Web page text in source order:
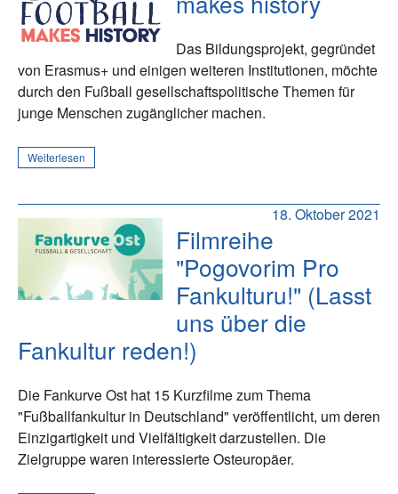
Das Bildungsprojekt, gegründet
von Erasmus+ und einigen weiteren Institutionen, möchte
durch den Fußball gesellschaftspolitische Themen für
junge Menschen zugänglicher machen.
Weiterlesen
18. Oktober 2021
Filmreihe
"Pogovorim Pro
Fankulturu!" (Lasst
uns über die
Fankultur reden!)
Die Fankurve Ost hat 15 Kurzfilme zum Thema
"Fußballfankultur in Deutschland" veröffentlicht, um deren
Einzigartigkeit und Vielfältigkeit darzustellen. Die
Zielgruppe waren interessierte Osteuropäer.